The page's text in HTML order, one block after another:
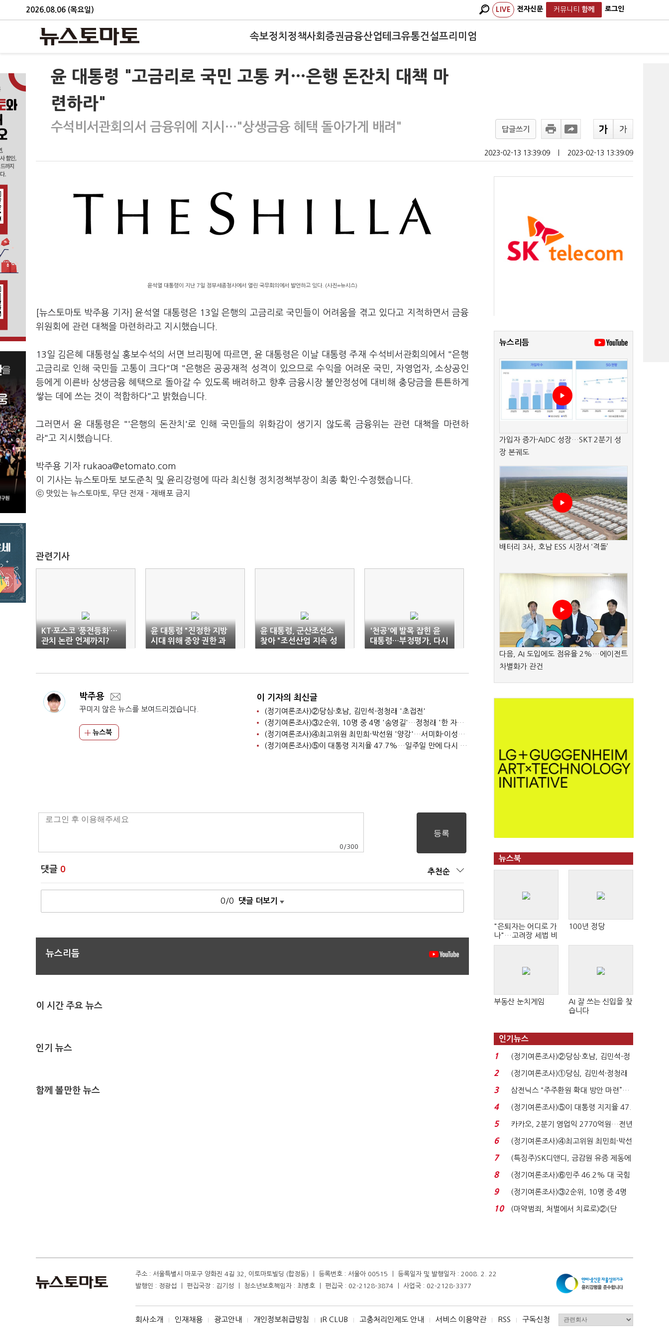
2026.08.06 (목요일) LIVE 전자신문 커뮤니티 함께 로그인
속보정치 정책사회 증권금융산업테크유통건설프리미엄
윤 대통령 "고금리로 국민 고통 커…은행 돈잔치 대책 마
련하라"
수석비서관회의서 금융위에 지시…"상생금융 혜택 돌아가게 배려" 답글쓰기
2023-02-13 13:39:09 2023-02-13 13:39:09
윤석열 대통령이 지난 7일 정부세종청사에서 열린 국무회의에서 발언하고 있다. (사진=뉴시스)
[뉴스토마토 박주용 기자] 윤석열 대통령은 13일 은행의 고금리로 국민들이 어려움을 겪고 있다고 지적하면서 금융
위원회에 관련 대책을 마련하라고 지시했습니다.
13일 김은혜 대통령실 홍보수석의 서면 브리핑에 따르면, 윤 대통령은 이날 대통령 주재 수석비서관회의에서 "은행
고금리로 인해 국민들 고통이 크다"며 "은행은 공공재적 성격이 있으므로 수익을 어려운 국민, 자영업자, 소상공인
등에게 이른바 상생금융 혜택으로 돌아갈 수 있도록 배려하고 향후 금융시장 불안정성에 대비해 충당금을 튼튼하게
쌓는 데에 쓰는 것이 적합하다"고 밝혔습니다.
그러면서 윤 대통령은 "'은행의 돈잔치'로 인해 국민들의 위화감이 생기지 않도록 금융위는 관련 대책을 마련하
라"고 지시했습니다.
박주용 기자 rukaoa@etomato.com
이 기사는 뉴스토마토 보도준칙 및 윤리강령에 따라 최신형 정치정책부장이 최종 확인·수정했습니다.
ⓒ 맛있는 뉴스토마토, 무단 전재 - 재배포 금지
관련기사
KT·포스코 ‘풍전등화’…
관치 논란 언제까지?
윤 대통령 "진정한 지방
시대 위해 중앙 권한 과
감하게 이양"
윤 대통령, 군산조선소
찾아 "조선산업 지속 성
장 이룰 수 있도록 적극
'천공'에 발목 잡힌 윤
대통령…부정평가, 다시
60%대
박주용
꾸미지 않은 뉴스를 보여드리겠습니다.
뉴스북
이 기자의 최신글
(정기여론조사)②당심·호남, 김민석-정청래 '초접전'
(정기여론조사)③2순위, 10명 중 4명 '송영길'…정청래 '한 자릿수'
(정기여론조사)④최고위원 최민희·박선원 '양강'…서미화·이성윤·임미애 뒤이어
(정기여론조사)⑤이 대통령 지지율 47.7%…일주일 만에 다시 40%대
0 /300
댓글 0 추천순
0/0 댓글 더보기
뉴스리듬
이 시간 주요 뉴스
인기 뉴스
함께 볼만한 뉴스
뉴스리듬
가입자 증가·AIDC 성장…SKT 2분기 성
장 본궤도
배터리 3사, 호남 ESS 시장서 ‘격돌’
다음, AI 도입에도 점유율 2%…에이전트
차별화가 관건
뉴스북
"은퇴자는 어디로 가
나"…고려장 세법 비
판 확산
100년 정당
부동산 눈치게임
AI 잘 쓰는 신입을 찾
습니다
인기뉴스
1
(정기여론조사)②당심·호남, 김민석-정
청래 '초접전'...
2
(정기여론조사)①당심, 김민석·정청래
'초접전'…대통령 ...
3
삼전닉스 “주주환원 확대 방안 마련”…
로이터에 성명...
4
(정기여론조사)⑤이 대통령 지지율 47.
7%…일주일 만에 ...
5
카카오, 2분기 영업익 2770억원…전년
비 36% 증가...
6
(정기여론조사)④최고위원 최민희·박선
원 '양강'…서미...
7
(특징주)SK디앤디, 금감원 유증 제동에
장 초반 상한가...
8
(정기여론조사)⑥민주 46.2% 대 국힘
31.0%…오차범위 밖 ...
9
(정기여론조사)③2순위, 10명 중 4명
'송영길'…정청래 '한 ...
10
(마약범죄, 처벌에서 치료로)②(단
주소 : 서울특별시 마포구 양화진 4길 32, 이토마토빌딩 (합정동) ㅣ 등록번호 : 서울아 00515 ㅣ 등록일자 및 발행일자 : 2008. 2. 22
발행인 : 정광섭 ㅣ 편집국장 : 김기성 ㅣ 청소년보호책임자 : 최병호 ㅣ 편집국 : 02-2128-3874 ㅣ 사업국 : 02-2128-3377
회사소개 I 인재채용 I 광고안내 I 개인정보취급방침 I IR CLUB I 고충처리인제도 안내 I 서비스 이용약관 I RSS I 구독신청